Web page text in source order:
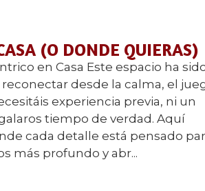
(O DONDE QUIERAS)
en Casa Este espacio ha
desde la calma, el
experiencia previa, ni un
tiempo de verdad. Aquí
cada detalle está pensado
más profundo y abr...